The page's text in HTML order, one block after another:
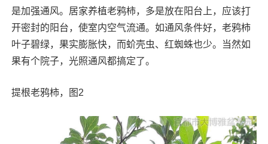
是加强通风。居家养植老鸦柿，多是放在阳台上，应该打
开密封的阳台，使室内空气流通。如通风条件好，老鸦柿
叶子碧绿，果实膨胀快，而蚧壳虫、红蜘蛛也少。当然如
果有个院子，光照通风都搞定了。
提根老鸦柿，图2